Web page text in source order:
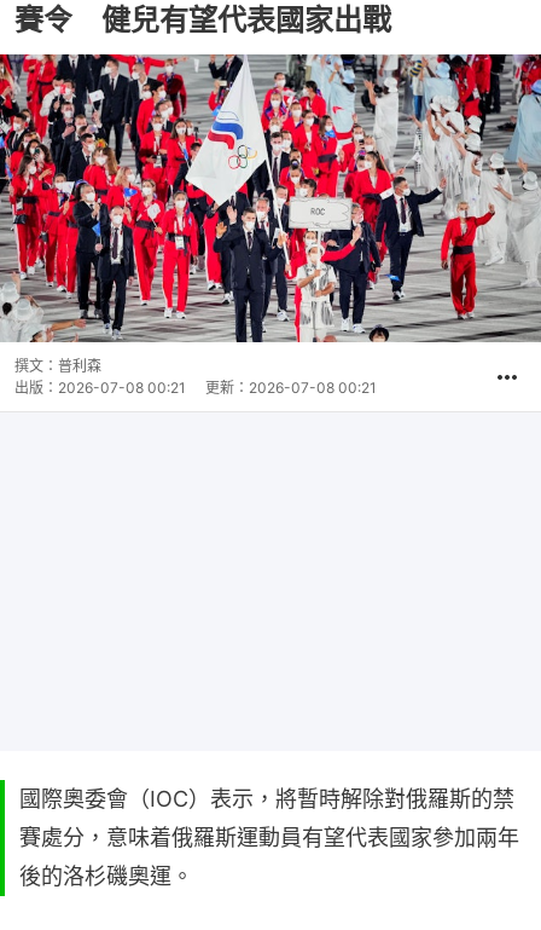
賽令 健兒有望代表國家出戰
撰文： 普利森
出版： 2026-07-08 00:21 更新： 2026-07-08 00:21
國際奧委會（IOC）表示，將暫時解除對俄羅斯的禁
賽處分，意味着俄羅斯運動員有望代表國家參加兩年
後的洛杉磯奧運。